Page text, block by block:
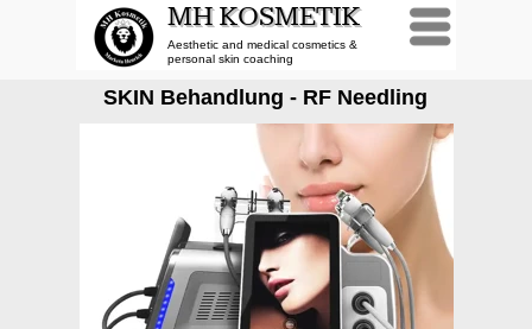
MH KOSMETIK
Aesthetic and medical cosmetics &
personal skin coaching
Menü
SKIN Behandlung - RF Needling